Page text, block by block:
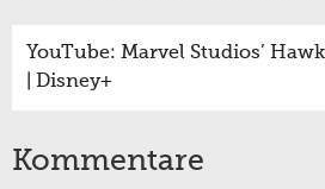
YouTube: Marvel Studios’
| Disney+
Kommentare